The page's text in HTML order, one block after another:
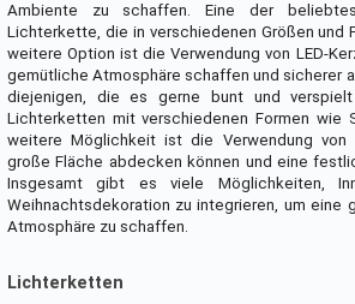
Ambiente zu schaffen. Eine der
Lichterkette, die in verschiedenen Größen und
weitere Option ist die Verwendung von LED-
gemütliche Atmosphäre schaffen und sicherer
diejenigen, die es gerne bunt und
Lichterketten mit verschiedenen Formen wie
weitere Möglichkeit ist die Verwendung von
große Fläche abdecken können und eine
Insgesamt gibt es viele Möglichkeiten,
Weihnachtsdekoration zu integrieren, um eine
Atmosphäre zu schaffen.
Lichterketten